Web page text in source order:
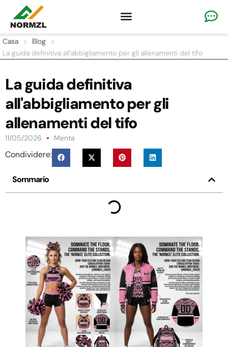
Casa > Blog
>
La guida definitiva all'abbigliamento per gli allenamenti del tifo
La guida definitiva
all'abbigliamento per gli
allenamenti del tifo
11/05/2026 Menta
Condividere:
Sommario